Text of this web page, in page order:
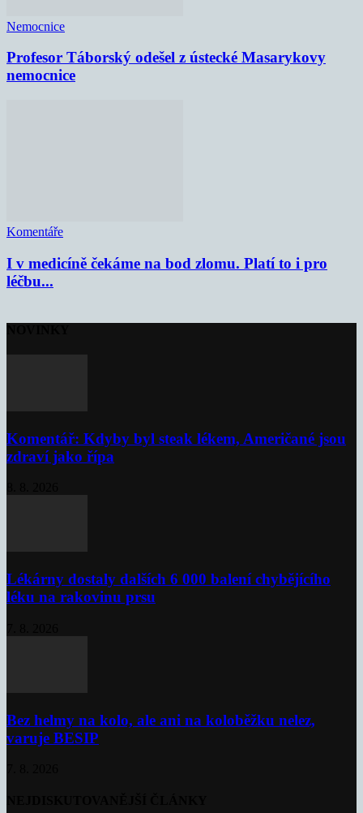
Nemocnice
Profesor Táborský odešel z ústecké Masarykovy
nemocnice
Komentáře
I v medicíně čekáme na bod zlomu. Platí to i pro
léčbu...
Komentář: Kdyby byl steak lékem, Američané jsou
zdraví jako řípa
Lékárny dostaly dalších 6 000 balení chybějícího
léku na rakovinu prsu
Bez helmy na kolo, ale ani na koloběžku nelez,
varuje BESIP